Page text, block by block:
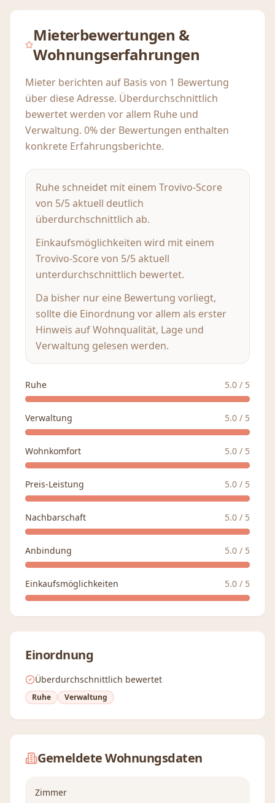
Mieterbewertungen &
Wohnungserfahrungen
Mieter berichten auf Basis von 1 Bewertung
über diese Adresse. Überdurchschnittlich
bewertet werden vor allem Ruhe und
Verwaltung. 0% der Bewertungen enthalten
konkrete Erfahrungsberichte.
Ruhe schneidet mit einem Trovivo-Score
von 5/5 aktuell deutlich
überdurchschnittlich ab.
Einkaufsmöglichkeiten wird mit einem
Trovivo-Score von 5/5 aktuell
unterdurchschnittlich bewertet.
Da bisher nur eine Bewertung vorliegt,
sollte die Einordnung vor allem als erster
Hinweis auf Wohnqualität, Lage und
Verwaltung gelesen werden.
Ruhe 5.0 / 5
Verwaltung 5.0 / 5
Wohnkomfort 5.0 / 5
Preis-Leistung 5.0 / 5
Nachbarschaft 5.0 / 5
Anbindung 5.0 / 5
Einkaufsmöglichkeiten 5.0 / 5
Einordnung
Überdurchschnittlich bewertet
Ruhe Verwaltung
Gemeldete Wohnungsdaten
Zimmer